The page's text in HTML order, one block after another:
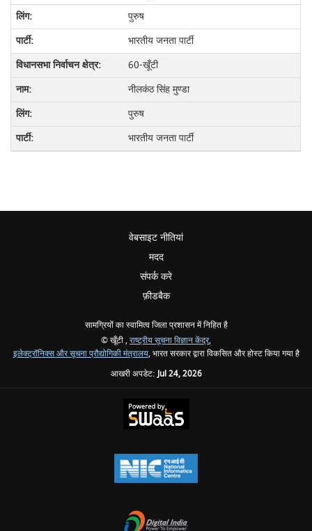
पुरुष
भारतीय जनता पार्टी
60-खूँटी
नीलकंठ सिंह मुण्डा
पुरुष
भारतीय जनता पार्टी
वेबसाइट नीतियां
मदद
संपर्क करे
फ़ीडबैक
सामग्रियों का स्वामित्व जिला प्रशासन में निहित है
© खूँटी , राष्ट्रीय सूचना विज्ञान केंद्र,
इलेक्ट्रॉनिक्स और सूचना प्रौद्योगिकी मंत्रालय, भारत सरकार द्वारा विकसित और होस्ट किया गया है
आखरी अपडेट:Jul 24, 2026